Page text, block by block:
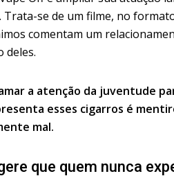
Trata-se de um filme, no
comentam um
deles.
a atenção da juventude
esses cigarros é
mal.
que quem nunca